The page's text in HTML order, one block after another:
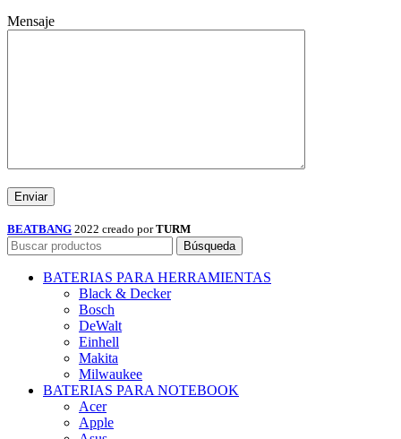
Mensaje
BEATBANG 2022 creado porTURM
Búsqueda
BATERIAS PARA HERRAMIENTAS
Black & Decker
Bosch
DeWalt
Einhell
Makita
Milwaukee
BATERIAS PARA NOTEBOOK
Acer
Apple